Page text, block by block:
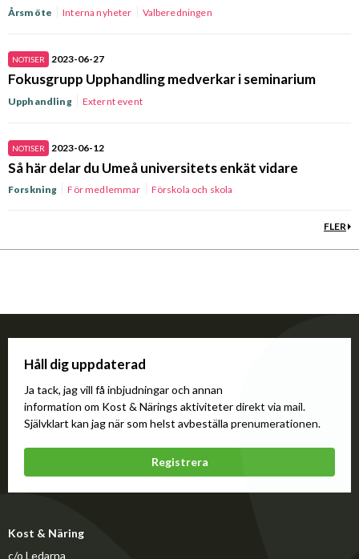
Årsmöte Interna nyheter Valberedningen
NOTISER 2023-06-27
Fokusgrupp Upphandling medverkar i seminarium
Upphandling Externt event
NOTISER 2023-06-12
Så här delar du Umeå universitets enkät vidare
Forskning För medlemmar Förskola och skola
FLER
Håll dig uppdaterad
Ja tack, jag vill få inbjudningar och annan
information om Kost & Närings aktiviteter direkt via mail.
Självklart kan jag när som helst avbeställa prenumerationen.
Registrera
Kost & Näring
c/o Ledarna